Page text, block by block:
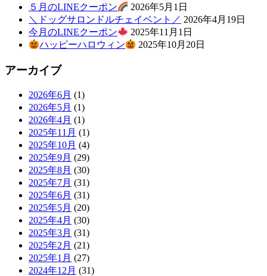
５月のLINEクーポン
2026年5月1日
＼ドッグサロンドルチェイベント／ 2026年4月19日
今月のLINEクーポン
2025年11月1日
ハッピーハロウィン
2025年10月20日
アーカイブ
2026年6月 (1)
2026年5月 (1)
2026年4月 (1)
2025年11月 (1)
2025年10月 (4)
2025年9月 (29)
2025年8月 (30)
2025年7月 (31)
2025年6月 (31)
2025年5月 (20)
2025年4月 (30)
2025年3月 (31)
2025年2月 (21)
2025年1月 (27)
2024年12月 (31)